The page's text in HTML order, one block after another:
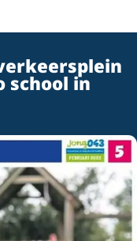
school in